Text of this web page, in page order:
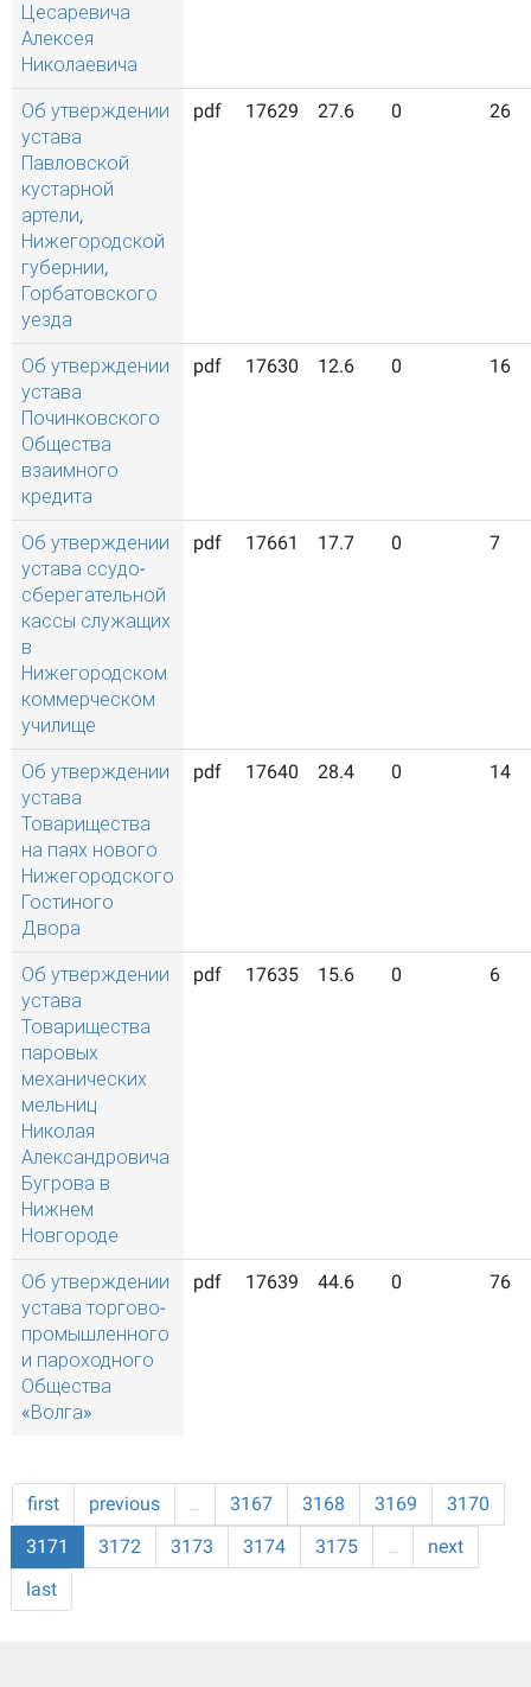
Цесаревича
Алексея
Николаевича
Об утверждении
устава
Павловской
кустарной
артели,
Нижегородской
губернии,
Горбатовского
уезда
pdf 17629 27.6 0 26
Об утверждении
устава
Починковского
Общества
взаимного
кредита
pdf 17630 12.6 0 16
Об утверждении
устава ссудо-
сберегательной
кассы служащих
в
Нижегородском
коммерческом
училище
pdf 17661 17.7 0 7
Об утверждении
устава
Товарищества
на паях нового
Нижегородского
Гостиного
Двора
pdf 17640 28.4 0 14
Об утверждении
устава
Товарищества
паровых
механических
мельниц
Николая
Александровича
Бугрова в
Нижнем
Новгороде
pdf 17635 15.6 0 6
Об утверждении
устава торгово-
промышленного
и пароходного
Общества
«Волга»
pdf 17639 44.6 0 76
first previous … 3167 3168 3169
3170
3171
3172 3173 3174 3175 …
next
last